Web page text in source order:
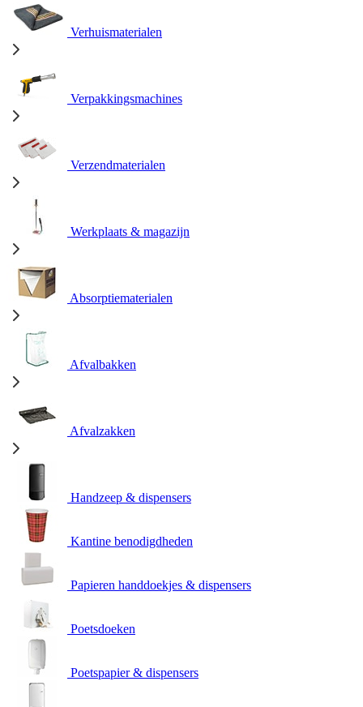
Verhuismaterialen
Verpakkingsmachines
Verzendmaterialen
Werkplaats & magazijn
Absorptiematerialen
Afvalbakken
Afvalzakken
Handzeep & dispensers
Kantine benodigdheden
Papieren handdoekjes & dispensers
Poetsdoeken
Poetspapier & dispensers